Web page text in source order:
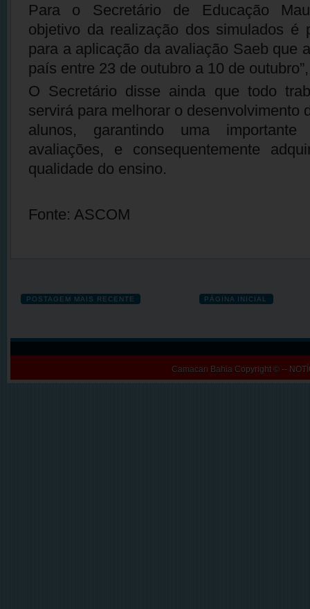
Para o Secretário de Educação
objetivo da realização dos simulados é
para a aplicação da avaliação Saeb que
país entre 23 de outubro a 10 de
O Secretário disse ainda que todo
servirá para melhorar o desenvolvimento
alunos, garantindo uma importante
avaliações, e consequentemente
qualidade do ensino.
Fonte: ASCOM
POSTAGEM MAIS RECENTE PÁGINA INICIAL
Camacan Bahia Copyright © --